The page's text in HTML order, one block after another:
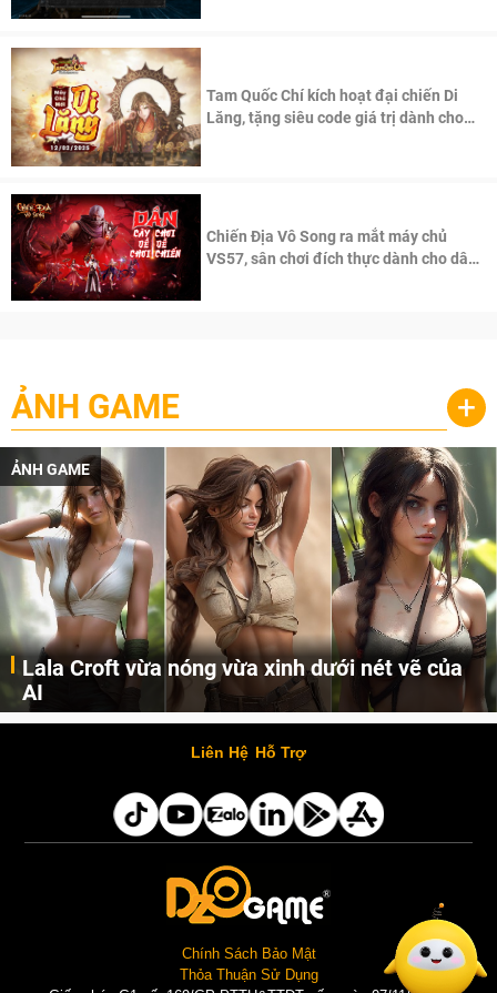
Tam Quốc Chí kích hoạt đại chiến Di
Lăng, tặng siêu code giá trị dành cho
Chiến Địa Vô Song ra mắt máy chủ
VS57, sân chơi đích thực dành cho dân
ẢNH GAME +
ẢNH GAME
Lala Croft vừa nóng vừa xinh dưới nét vẽ của
AI
Cùng đến với những hình ảnh Lala Croft của Tomb Raider dưới nét vẽ của AI. Một cô nàng xinh đẹp, nóng bỏng nhưng cũng rắn rỏi và mạnh mẽ.
Liên Hệ Hỗ Trợ
Chính Sách Bảo Mật
Thỏa Thuận Sử Dụng